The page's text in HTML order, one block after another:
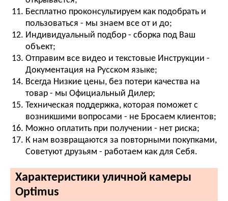
Бесплатно проконсультируем как подобрать и
пользоваться - мы знаем все от и до;
Индивидуальный подбор - сборка под Ваш
объект;
Отправим все видео и текстовые Инструкции -
Документация на Русском языке;
Всегда Низкие цены, без потери качества на
товар - мы Официальный Дилер;
Техническая поддержка, которая поможет с
возникшими вопросами - не Бросаем клиентов;
Можно оплатить при получении - нет риска;
К нам возвращаются за повторными покупками,
Советуют друзьям - работаем как для Себя.
Характеристики уличной камеры
Optimus